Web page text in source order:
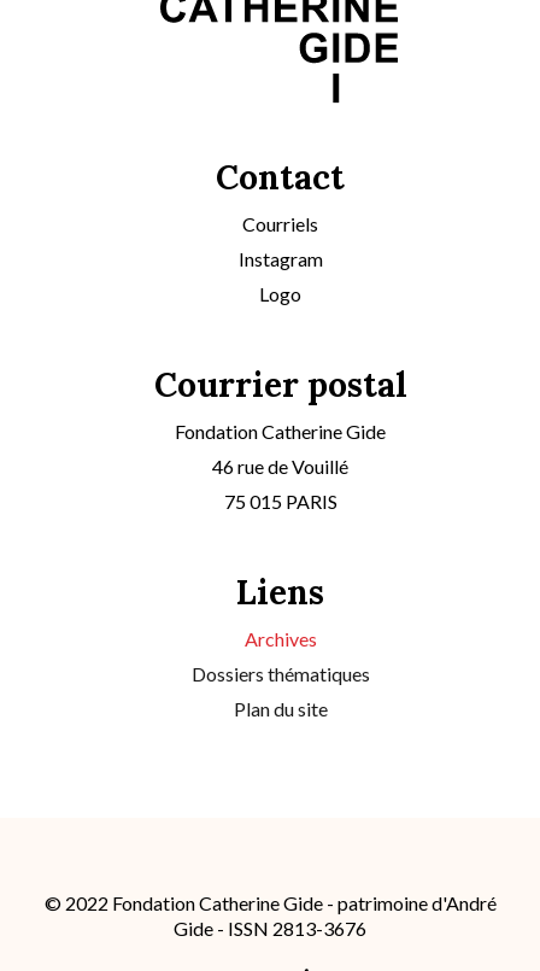
Contact
Courriels
Instagram
Logo
Courrier postal
Fondation Catherine Gide
46 rue de Vouillé
75 015 PARIS
Liens
Archives
Dossiers thématiques
Plan du site
© 2022 Fondation Catherine Gide - patrimoine d'André
Gide - ISSN 2813-3676